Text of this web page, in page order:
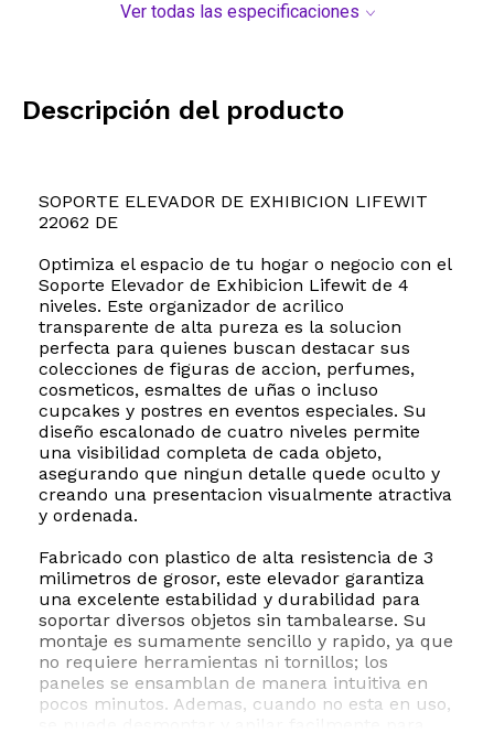
Ver todas las especificaciones
Descripción del producto
SOPORTE ELEVADOR DE EXHIBICION LIFEWIT
22062 DE
Optimiza el espacio de tu hogar o negocio con el
Soporte Elevador de Exhibicion Lifewit de 4
niveles. Este organizador de acrilico
transparente de alta pureza es la solucion
perfecta para quienes buscan destacar sus
colecciones de figuras de accion, perfumes,
cosmeticos, esmaltes de uñas o incluso
cupcakes y postres en eventos especiales. Su
diseño escalonado de cuatro niveles permite
una visibilidad completa de cada objeto,
asegurando que ningun detalle quede oculto y
creando una presentacion visualmente atractiva
y ordenada.
Fabricado con plastico de alta resistencia de 3
milimetros de grosor, este elevador garantiza
una excelente estabilidad y durabilidad para
soportar diversos objetos sin tambalearse. Su
montaje es sumamente sencillo y rapido, ya que
no requiere herramientas ni tornillos; los
paneles se ensamblan de manera intuitiva en
pocos minutos. Ademas, cuando no esta en uso,